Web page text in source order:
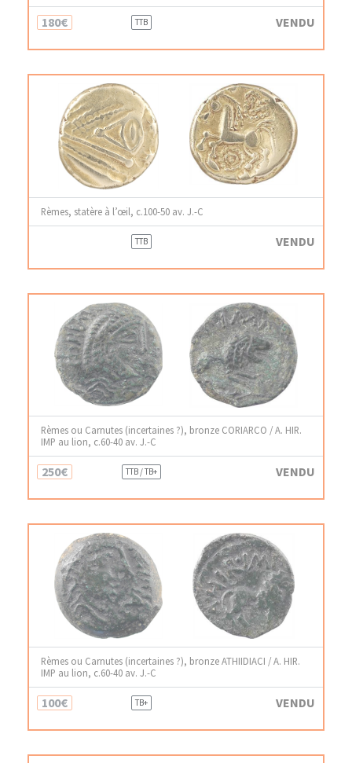
180€ TTB VENDU
Rèmes, statère à l’œil, c.100-50 av. J.-C
TTB VENDU
Rèmes ou Carnutes (incertaines ?), bronze CORIARCO / A. HIR.
IMP au lion, c.60-40 av. J.-C
250€ TTB / TB+ VENDU
Rèmes ou Carnutes (incertaines ?), bronze ATHIIDIACI / A. HIR.
IMP au lion, c.60-40 av. J.-C
100€ TB+ VENDU